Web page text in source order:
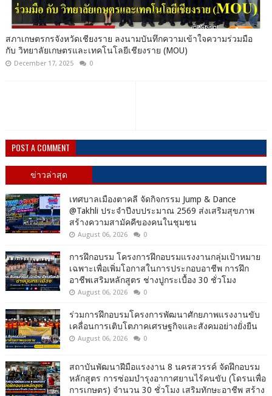
สภาเกษตรกรจังหวัดเชียงราย ลงนามบันทึกความเข้าใจความร่วมมือ
กับ วิทยาลัยเกษตรและเทคโนโลยีเชียงราย (MOU)
December 17, 2025 0
POST A COMMENT
ข่าวล่าสุด
เทศบาลเมืองตาคลี จัดกิจกรรม Jump & Dance
@Takhli ประจำปีงบประมาณ 2569 ส่งเสริมสุขภาพ
สร้างความสามัคคีของคนในชุมชน
August 06, 2026 0
การฝึกอบรม โครงการฝึกอบรมแรงงานกลุ่มเป้าหมาย
เฉพาะเพื่อเพิ่มโอกาสในการประกอบอาชีพ การฝึก
อาชีพเสริมหลักสูตร ช่างปูกระเบื้อง 30 ชั่วโมง
August 06, 2026 0
ร่วมการฝึกอบรมโครงการพัฒนาศักยภาพแรงงานขับ
เคลื่อนการเติบโตภาคเศรษฐกิจและสังคมอย่างยั่งยืน
August 06, 2026 0
สถาบันพัฒนาฝีมือแรงงาน 8 นครสวรรค์ จัดฝึกอบรม
หลักสูตร การซ่อมบำรุงอากาศยานไร้คนขับ (โดรนเพื่อ
การเกษตร) จำนวน 30 ชั่วโมง เสริมทักษะอาชีพ สร้าง